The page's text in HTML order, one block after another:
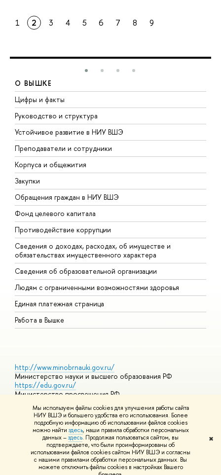
Мы используем файлы cookies для улучшения работы сайта
НИУ ВШЭ и большего удобства его использования. Более
подробную информацию об использовании файлов cookies
можно найти здесь, наши правила обработки персональных
данных –здесь. Продолжая пользоваться сайтом, вы
подтверждаете, что были проинформированы об
использовании файлов cookies сайтом НИУ ВШЭ и согласны
с нашими правилами обработки персональных данных. Вы
можете отключить файлы cookies в настройках Вашего
✖
1 2 3 4 5 6 7 8 9
О ВЫШКЕ
Цифры и факты
Руководство и структура
Устойчивое развитие в НИУ ВШЭ
Преподаватели и сотрудники
Корпуса и общежития
Закупки
Обращения граждан в НИУ ВШЭ
Фонд целевого капитала
Противодействие коррупции
Сведения о доходах, расходах, об имуществе и
обязательствах имущественного характера
Сведения об образовательной организации
Людям с ограниченными возможностями здоровья
Единая платежная страница
Работа в Вышке
http://www.minobrnauki.gov.ru/
Министерство науки и высшего образования РФ
https://edu.gov.ru/
Министерство просвещения РФ
https://elearning.hse.ru/mooc
Массовые открытые онлайн-курсы
© НИУ ВШЭ 1993–2026 Адреса и контактыУсловия
использования материалов Политика конфиденциальности
Шрифты HSE Sans и HSE Slab разработаны вШколе дизайна НИУ